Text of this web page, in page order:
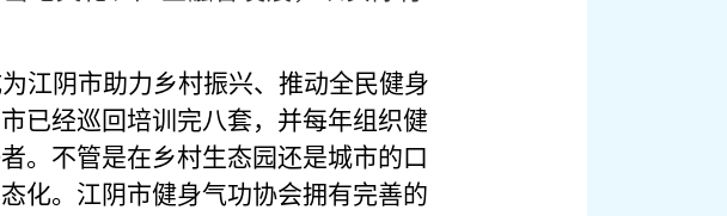
江阴市助力乡村振兴、推动全民健身
已经巡回培训完八套，并每年组织健
。不管是在乡村生态园还是城市的口
化。江阴市健身气功协会拥有完善的